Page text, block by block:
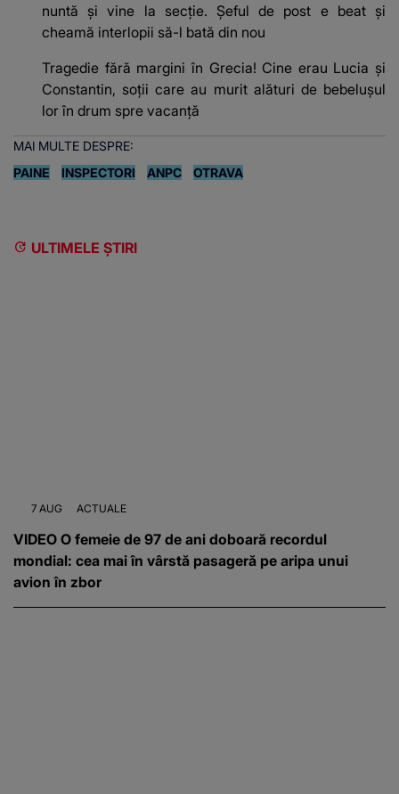
nuntă și vine la secție. Șeful de post e beat și
cheamă interlopii să-l bată din nou
Tragedie fără margini în Grecia! Cine erau Lucia și
Constantin, soții care au murit alături de bebelușul
lor în drum spre vacanță
MAI MULTE DESPRE:
PAINE
INSPECTORI ANPC OTRAVA
ULTIMELE ȘTIRI
7 AUG ACTUALE
VIDEO O femeie de 97 de ani doboară recordul
mondial: cea mai în vârstă pasageră pe aripa unui
avion în zbor